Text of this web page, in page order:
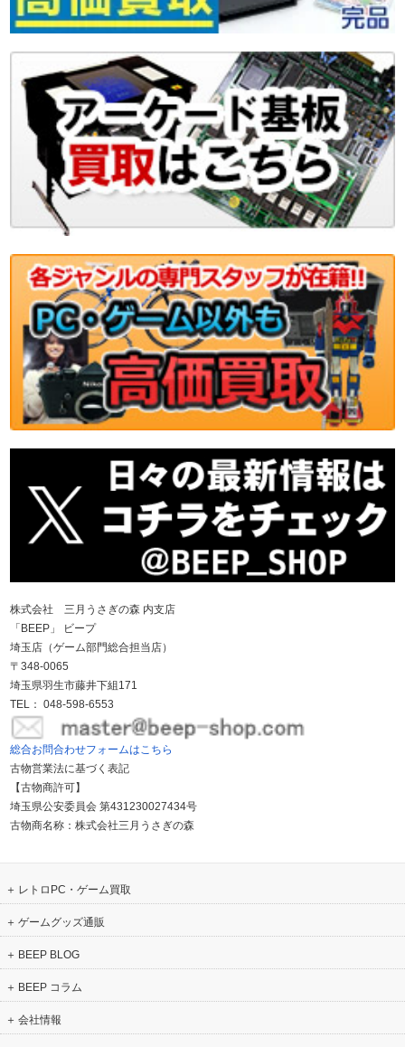
株式会社 三月うさぎの森 内支店
「BEEP」 ビープ
埼玉店（ゲーム部門総合担当店）
〒348-0065
埼玉県羽生市藤井下組171
TEL： 048-598-6553
総合お問合わせフォームはこちら
古物営業法に基づく表記
【古物商許可】
埼玉県公安委員会 第431230027434号
古物商名称：株式会社三月うさぎの森
レトロPC・ゲーム買取
ゲームグッズ通販
BEEP BLOG
BEEP コラム
会社情報